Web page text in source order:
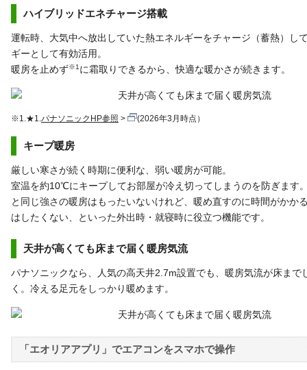
ハイブリッドエネチャージ搭載
運転時、大気中へ放出していた熱エネルギーをチャージ（蓄熱）し
ギーとして有効活用。
暖房を止めず※1 に霜取りできるから、快適な暖かさが続きます。
※1.★1. パナソニックHP参照 (2026年3月時点）
キープ暖房
厳しい寒さが続く時期に便利な、弱い暖房が可能。
室温を約10℃にキープしてお部屋が冷え切ってしまうのを防ぎます
と同じ強さの暖房はもったいないけれど、暖め直すのに時間がかか
はしたくない、といった外出時・就寝時に役立つ機能です。
天井が高くても床まで届く暖房気流
パナソニックなら、人気の高天井2.7m設置でも、暖房気流が床まで
く。冷える足元をしっかり暖めます。
「エオリアアプリ」でエアコンをスマホで操作